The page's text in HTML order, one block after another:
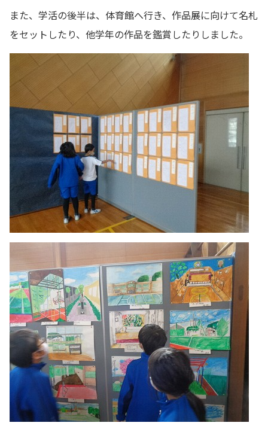
また、学活の後半は、体育館へ行き、作品展に向けて名札
をセットしたり、他学年の作品を鑑賞したりしました。